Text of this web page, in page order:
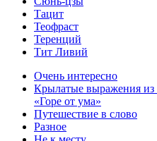
Тацит
Теофраст
Теренций
Тит Ливий
Очень интересно
Крылатые выражения из
«Горе от ума»
Путешествие в слово
Разное